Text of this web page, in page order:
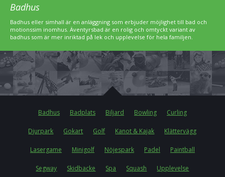
Badhus
Badhus eller simhall är en anläggning som erbjuder möjlighet till bad och
motionssim inomhus. Äventyrsbad är en rolig och omtyckt variant av
badhus som är mer inriktad på lek och upplevelse för hela familjen.
Badhus Badplats Biljard Bowling Curling
Djurpark Gokart Golf Kanot & Kajak Klättervägg
Lasergame Minigolf Nöjespark Padel Paintball
Segway Skidbacke Spa Squash Upplevelse